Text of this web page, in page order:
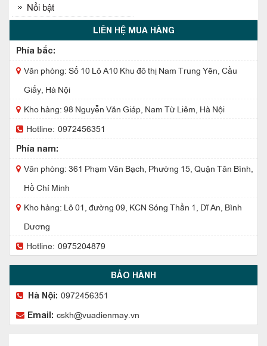
Nổi bật
LIÊN HỆ MUA HÀNG
Phía bắc:
Văn phòng: Số 10 Lô A10 Khu đô thị Nam Trung Yên, Cầu
Giấy, Hà Nội
Kho hàng: 98 Nguyễn Văn Giáp, Nam Từ Liêm, Hà Nội
Hotline: 0972456351
Phía nam:
Văn phòng: 361 Phạm Văn Bạch, Phường 15, Quận Tân Bình,
Hồ Chí Minh
Kho hàng: Lô 01, đường 09, KCN Sóng Thần 1, Dĩ An, Bình
Dương
Hotline: 0975204879
BẢO HÀNH
Hà Nội: 0972456351
Email: cskh@vuadienmay.vn